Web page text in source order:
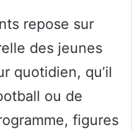
repose sur
des jeunes
quotidien, qu’il
ou de
figures